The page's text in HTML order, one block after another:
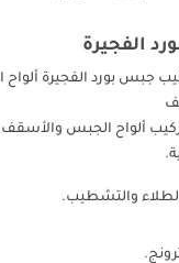
الفجيرة
جبس بورد الفجيرة
ألواح الجبس والأسقف
والتشطيب.